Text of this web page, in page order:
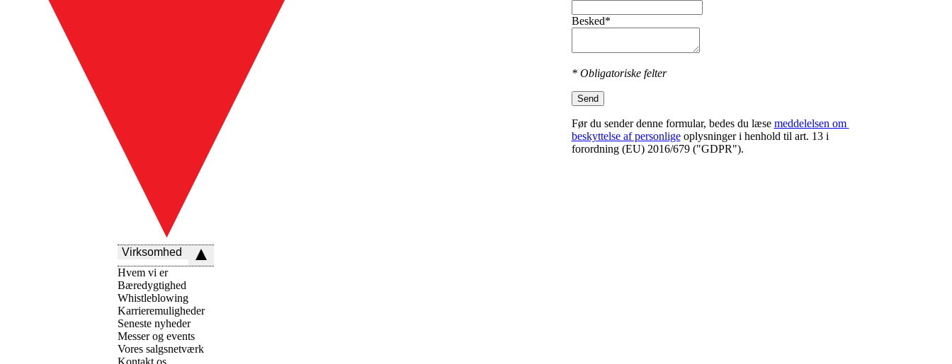
Virksomhed
Hvem vi er
Bæredygtighed
Whistleblowing
Karrieremuligheder
Seneste nyheder
Messer og events
Vores salgsnetværk
Kontakt os
Besked*
* Obligatoriske felter
Send
Før du sender denne formular, bedes du læse meddelelsen om
beskyttelse af personligeoplysninger i henhold til art. 13 i
forordning (EU) 2016/679 ("GDPR").